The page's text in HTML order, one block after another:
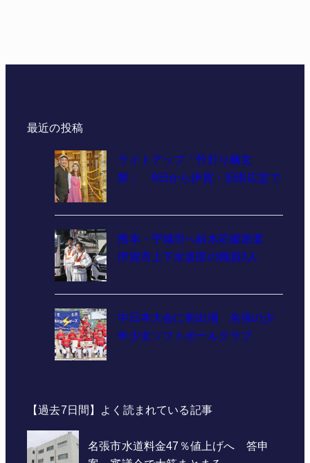
最近の投稿
ライトアップ「竹灯り幽玄
祭」 8日から伊賀・旧崇広堂で
熊本・宇城市へ給水応援派遣
伊賀市上下水道部の職員3人
中日本大会に初出場 名張の少
年少女ソフトボールクラブ
【過去7日間】よく読まれている記事